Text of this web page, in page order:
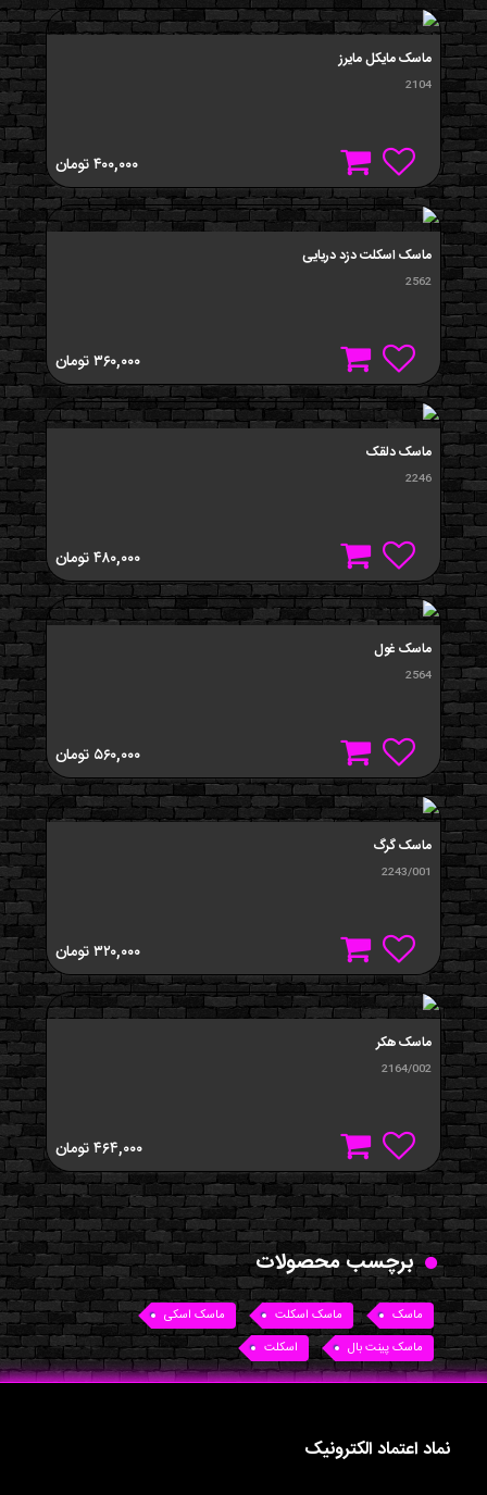
ماسک مايکل مايرز
2104
۴۰۰,۰۰۰تومان
ماسک اسکلت دزد دریایی
2562
۳۶۰,۰۰۰تومان
ماسک دلقک
2246
۴۸۰,۰۰۰تومان
ماسک غول
2564
۵۶۰,۰۰۰ تومان
ماسک گرگ
2243/001
۳۲۰,۰۰۰تومان
ماسک هکر
2164/002
۴۶۴,۰۰۰تومان
برچسب محصولات
ماسک ماسک اسکلت
ماسک اسکی
ماسک پینت بال
اسکلت
نماد اعتماد الکترونیک